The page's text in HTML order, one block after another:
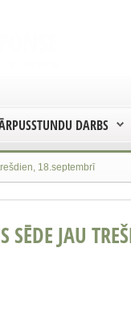
DARBS
18.septembrī
SĒDE JAU